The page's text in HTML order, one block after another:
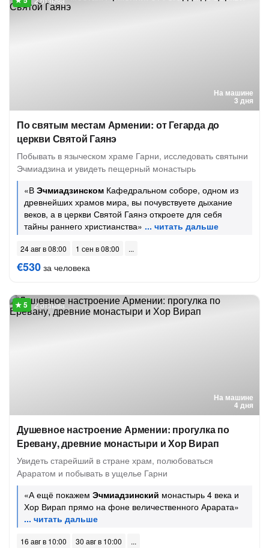
На машине
3 дня
По святым местам Армении: от Гегарда до
церкви Святой Гаянэ
Побывать в языческом храме Гарни, исследовать святыни
Эчмиадзина и увидеть пещерный монастырь
«В Эчмиадзинском Кафедральном соборе, одном из
древнейших храмов мира, вы почувствуете дыхание
веков, а в церкви Святой Гаянэ откроете для себя
тайны раннего христианства»
24 авг в 08:00 1 сен в 08:00
€530 за человека
На машине
4 дня
2 отзыва
Душевное настроение Армении: прогулка по
Еревану, древние монастыри и Хор Вирап
Увидеть старейший в стране храм, полюбоваться
Араратом и побывать в ущелье Гарни
«А ещё покажем Эчмиадзинский монастырь 4 века и
Хор Вирап прямо на фоне величественного Арарата»
16 авг в 10:00 30 авг в 10:00